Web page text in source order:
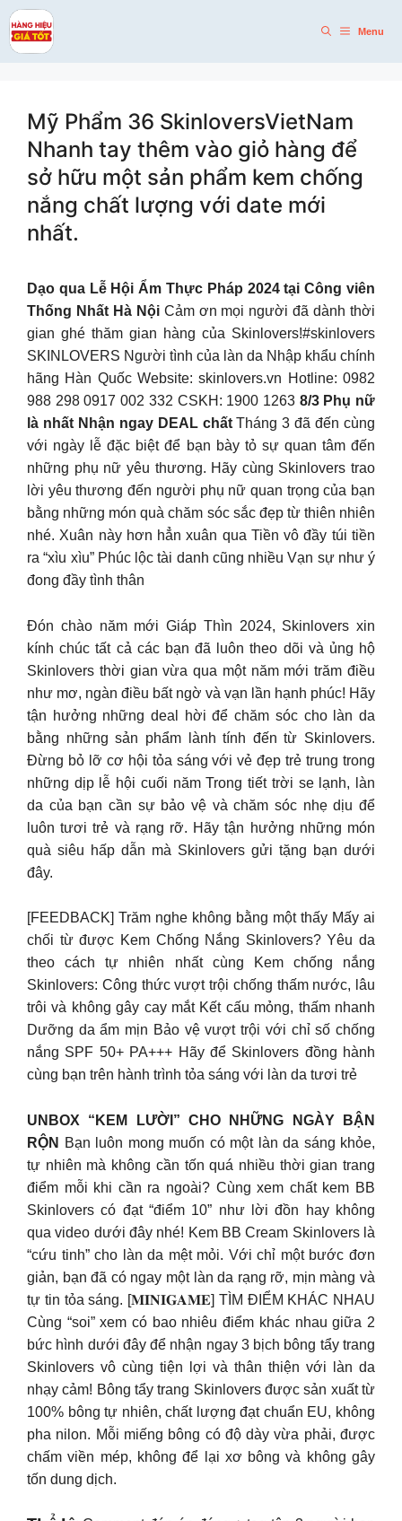
Skip
to
content
Menu
Mỹ Phẩm 36 SkinloversVietNam
Nhanh tay thêm vào giỏ hàng để
sở hữu một sản phẩm kem chống
nắng chất lượng với date mới
nhất.
Dạo qua Lễ Hội Ẩm Thực Pháp 2024 tại Công viên
Thống Nhất Hà NộiCảm ơn mọi người đã dành thời
gian ghé thăm gian hàng của Skinlovers!#skinlovers
SKINLOVERS Người tình của làn da Nhập khẩu chính
hãng Hàn Quốc Website: skinlovers.vn Hotline: 0982
988 298 0917 002 332 CSKH: 1900 1263 8/3 Phụ nữ
là nhất Nhận ngay DEAL chấtTháng 3 đã đến cùng
với ngày lễ đặc biệt để bạn bày tỏ sự quan tâm đến
những phụ nữ yêu thương. Hãy cùng Skinlovers trao
lời yêu thương đến người phụ nữ quan trọng của bạn
bằng những món quà chăm sóc sắc đẹp từ thiên nhiên
nhé. Xuân này hơn hẳn xuân qua Tiền vô đầy túi tiền
ra “xìu xìu” Phúc lộc tài danh cũng nhiều Vạn sự như ý
đong đầy tình thân
Đón chào năm mới Giáp Thìn 2024, Skinlovers xin
kính chúc tất cả các bạn đã luôn theo dõi và ủng hộ
Skinlovers thời gian vừa qua một năm mới trăm điều
như mơ, ngàn điều bất ngờ và vạn lần hạnh phúc! Hãy
tận hưởng những deal hời để chăm sóc cho làn da
bằng những sản phẩm lành tính đến từ Skinlovers.
Đừng bỏ lỡ cơ hội tỏa sáng với vẻ đẹp trẻ trung trong
những dịp lễ hội cuối năm Trong tiết trời se lạnh, làn
da của bạn cần sự bảo vệ và chăm sóc nhẹ dịu để
luôn tươi trẻ và rạng rỡ. Hãy tận hưởng những món
quà siêu hấp dẫn mà Skinlovers gửi tặng bạn dưới
đây.
[FEEDBACK] Trăm nghe không bằng một thấy Mấy ai
chối từ được Kem Chống Nắng Skinlovers? Yêu da
theo cách tự nhiên nhất cùng Kem chống nắng
Skinlovers: Công thức vượt trội chống thấm nước, lâu
trôi và không gây cay mắt Kết cấu mỏng, thấm nhanh
Dưỡng da ẩm mịn Bảo vệ vượt trội với chỉ số chống
nắng SPF 50+ PA+++ Hãy để Skinlovers đồng hành
cùng bạn trên hành trình tỏa sáng với làn da tươi trẻ
UNBOX “KEM LƯỜI” CHO NHỮNG NGÀY BẬN
RỘN
Bạn luôn mong muốn có một làn da sáng khỏe,
tự nhiên mà không cần tốn quá nhiều thời gian trang
điểm mỗi khi cần ra ngoài? Cùng xem chất kem BB
Skinlovers có đạt “điểm 10” như lời đồn hay không
qua video dưới đây nhé! Kem BB Cream Skinlovers là
“cứu tinh” cho làn da mệt mỏi. Với chỉ một bước đơn
giản, bạn đã có ngay một làn da rạng rỡ, mịn màng và
tự tin tỏa sáng. [𝐌𝐈𝐍𝐈𝐆𝐀𝐌𝐄] TÌM ĐIỂM KHÁC NHAU
Cùng “soi” xem có bao nhiêu điểm khác nhau giữa 2
bức hình dưới đây để nhận ngay 3 bịch bông tẩy trang
Skinlovers vô cùng tiện lợi và thân thiện với làn da
nhạy cảm! Bông tẩy trang Skinlovers được sản xuất từ
100% bông tự nhiên, chất lượng đạt chuẩn EU, không
pha nilon. Mỗi miếng bông có độ dày vừa phải, được
chấm viền mép, không để lại xơ bông và không gây
tốn dung dịch.